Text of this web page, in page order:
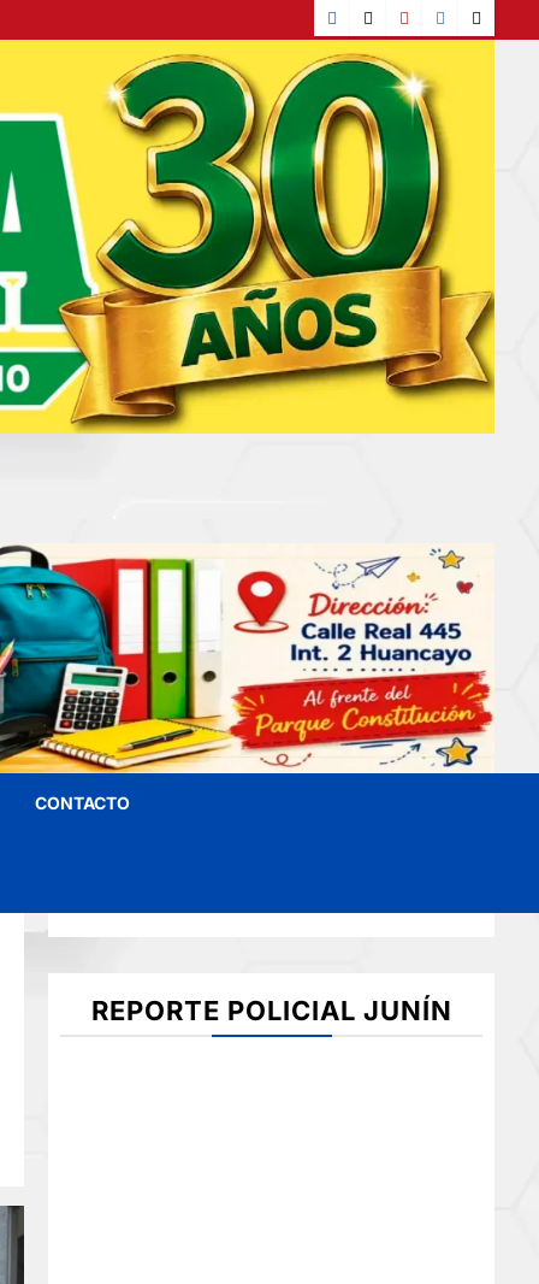
Facebook
TikTokYouTube
Instagram
X
CONTACTO
REPORTE POLICIAL JUNÍN